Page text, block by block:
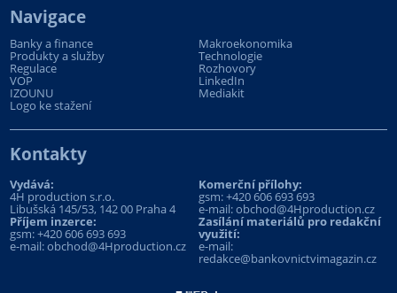
Navigace
Banky a finance Makroekonomika
Produkty a služby Technologie
Regulace Rozhovory
VOP LinkedIn
IZOUNU Mediakit
Logo ke stažení
Kontakty
Vydává:
4H production s.r.o.
Libušská 145/53, 142 00 Praha 4
Příjem inzerce:
gsm:+420 606 693 693
e-mail:obchod@4Hproduction.cz
Komerční přílohy:
gsm:+420 606 693 693
e-mail:obchod@4Hproduction.cz
Zasílání materiálů pro redakční
využití:
e-mail:
redakce@bankovnictvimagazin.cz